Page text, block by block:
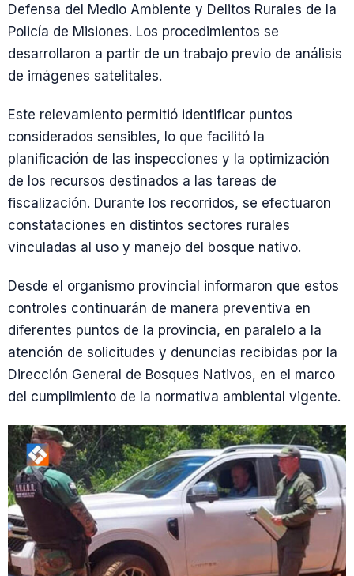
Defensa del Medio Ambiente y Delitos Rurales de la
Policía de Misiones. Los procedimientos se
desarrollaron a partir de un trabajo previo de análisis
de imágenes satelitales.
Este relevamiento permitió identificar puntos
considerados sensibles, lo que facilitó la
planificación de las inspecciones y la optimización
de los recursos destinados a las tareas de
fiscalización. Durante los recorridos, se efectuaron
constataciones en distintos sectores rurales
vinculadas al uso y manejo del bosque nativo.
Desde el organismo provincial informaron que estos
controles continuarán de manera preventiva en
diferentes puntos de la provincia, en paralelo a la
atención de solicitudes y denuncias recibidas por la
Dirección General de Bosques Nativos, en el marco
del cumplimiento de la normativa ambiental vigente.